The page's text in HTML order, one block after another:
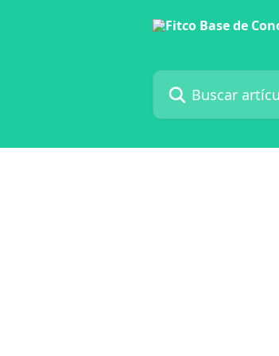
Buscar artículos...